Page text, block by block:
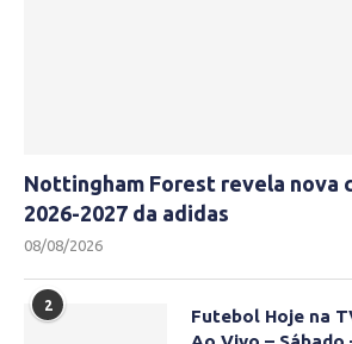
Nottingham Forest revela nova
2026-2027 da adidas
08/08/2026
2
Futebol Hoje na